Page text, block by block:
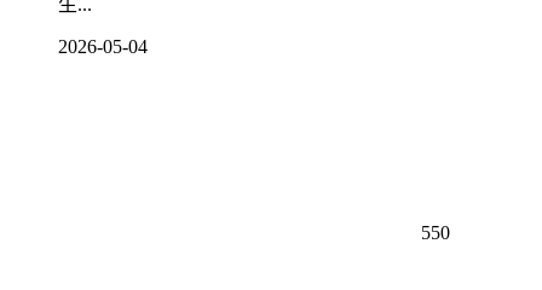
生...
2026-05-04
550